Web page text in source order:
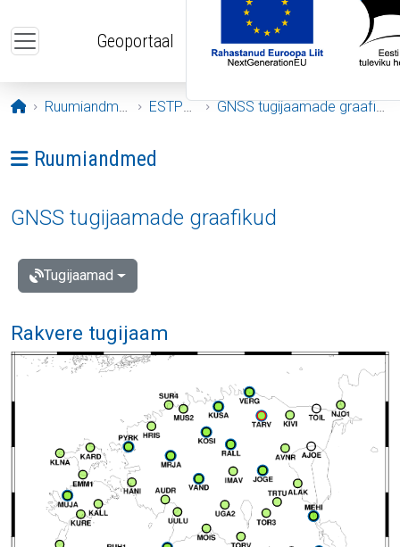
Geoportaal
Avaleht
Ruumiandmed ESTPOS GNSS tugijaamade graafikud
Ava menüü: Ruumiandmed
Ruumiandmed
GNSS tugijaamade graafikud
Tugijaamad
Rakvere tugijaam